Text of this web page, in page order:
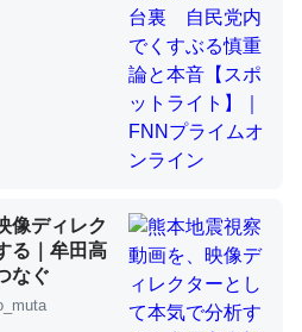
学の大問題＝「昆虫はなぜ海にいな
策中。あと、Googleマップで
池残量や充電中かが分かるので
かる。
遠方の父67歳と僕。ITツール導入で
変化した｜tayorini by LIFULL介護
像ディレク
る｜牟田高
なぐ